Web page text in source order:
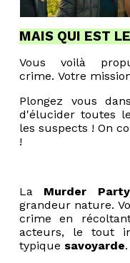
MAIS QUI EST
Vous voilà
crime. Votre
Plongez vous
d'élucider toutes
les suspects ! On
!
La Murder Party
grandeur nature.
crime en
acteurs, le tout
typique savoyarde.